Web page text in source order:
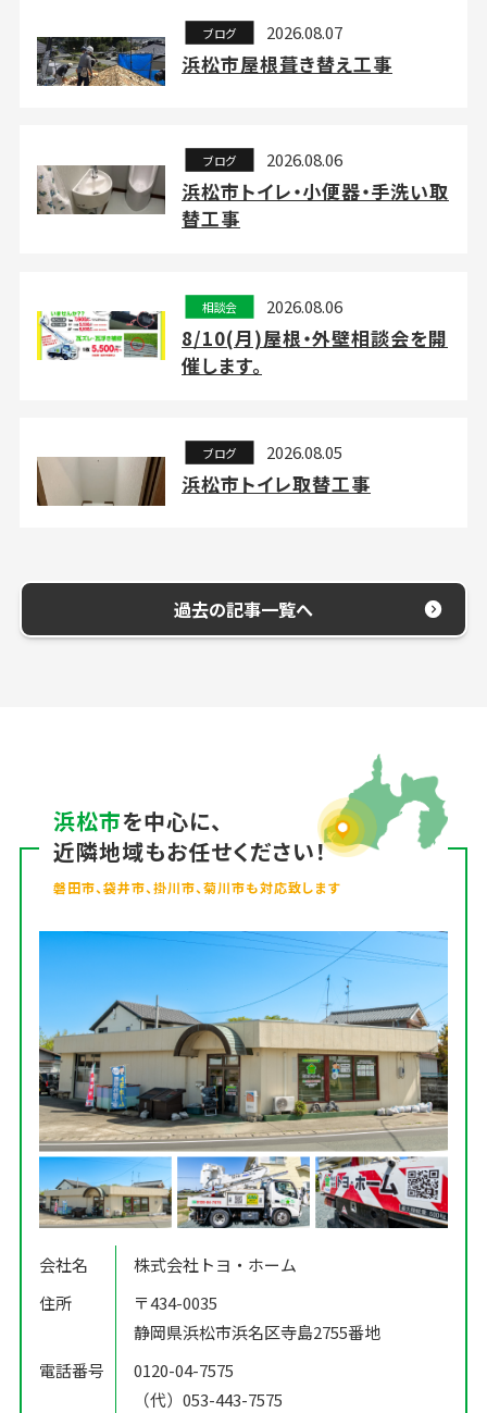
ブログ 2026.08.07
浜松市屋根葺き替え工事
ブログ 2026.08.06
浜松市トイレ・小便器・手洗い取
替工事
相談会 2026.08.06
8/10(月)屋根・外壁相談会を開
催します。
ブログ 2026.08.05
浜松市トイレ取替工事
過去の記事一覧へ
浜松市を中心に、
近隣地域もお任せください！
磐田市、袋井市、掛川市、菊川市も対応致します
会社名
株式会社トヨ・ホーム
住所
〒434-0035
静岡県浜松市浜名区寺島2755番地
電話番号
0120-04-7575
（代）053-443-7575